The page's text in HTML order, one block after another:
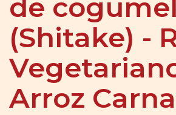
de
(Shitake) -
Arroz